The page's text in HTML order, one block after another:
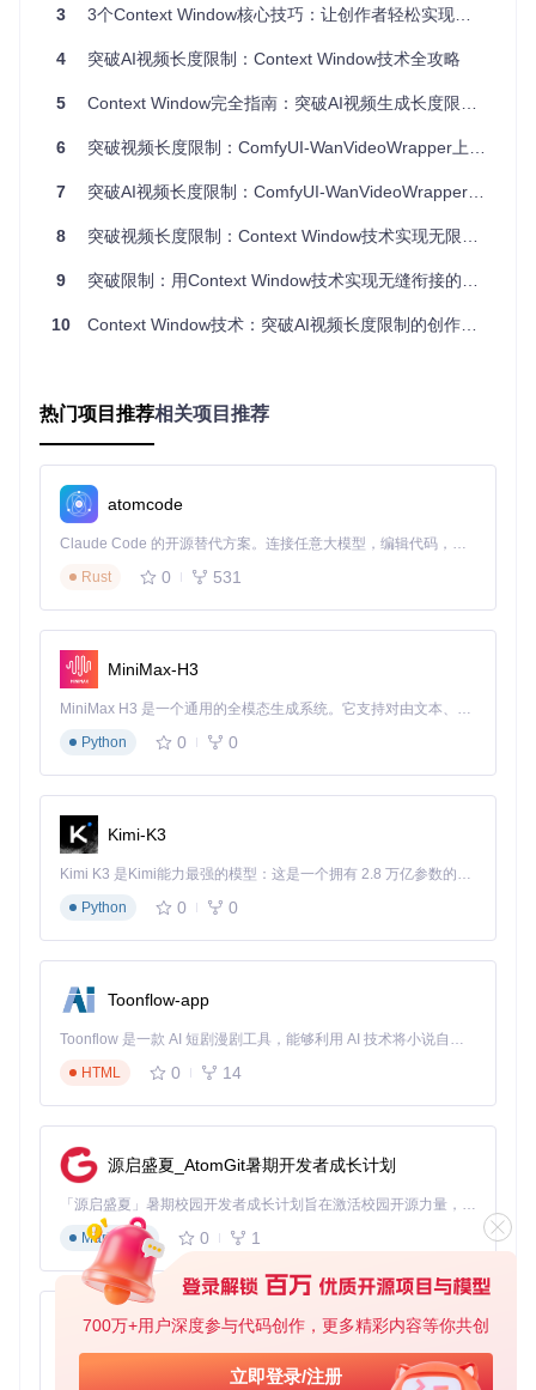
700万+用户深度参与代码创作，更多精彩内容等你共创
立即登录/注册
uniform_looped
循环动画 closed_loop=True
static_standard
景
context_stride=2
实现路径：从理论到代码
Context Window的核心逻辑通过get_context_scheduler函数
if name == "uniform_looped":
elif name == "static_standard":
return uniform_standard # 默认标准模式
平衡生成质量与效率。
📋 准备：环境搭建与检测
首先克隆项目仓库并安装依赖：
环境检测命令（验证关键依赖是否安装正确）：
python -c
"import torch; print('PyTorch版本:',
python -c "from context_windows.context import
[!TIP] 推荐使用Python 3.10+和PyTorch 2.0+版本以获得最
佳性能。如果遇到依赖冲突，可创建独立虚拟环境：
on -m venv venv && source venv/bin/activate
s）。
o_multitalk_test_context_windows_01.json工作流
定位WanVideoSampler节点，重点配置以下参数：
场景
推荐值
调整依据
短视频（<30
秒）
context_size=16, ove
rlap=4
量
分钟）
rlap=8
连贯
循环动画
closed_loop=True, ov
erlap=12
最大化循环平
滑度
低显存设备
连接Uni3C控制节点，设置render_strength=0.1以锁定镜
头视角
✅ 验证：基础功能测试
3 3个Context Window核心技巧：让创作者轻松实现电影级长视频生成
4 突破AI视频长度限制：Context Window技术全攻略
5 Context Window完全指南：突破AI视频生成长度限制的5个关键策略
6 突破视频长度限制：ComfyUI-WanVideoWrapper上下文窗口技术全攻略
7 突破AI视频长度限制：ComfyUI-WanVideoWrapper实现3分钟无缝长视频生成
8 突破视频长度限制：Context Window技术实现无限场景生成
9 突破限制：用Context Window技术实现无缝衔接的长视频生成
10 Context Window技术：突破AI视频长度限制的创作者指南
热门项目推荐相关项目推荐
atomcode
Claude Code 的开源替代方案。连接任意大模型，编辑代码，运行命令，自动验证 — 全自动执行。用 Rust 构建，极致性能。 ｜ An open-source alternative to Claude Code. Connect any LLM, edit code, run commands, and verify changes — autonomously. Built in Rust for speed. Get Started
Rust
0 531
MiniMax-H3
MiniMax H3 是一个通用的全模态生成系统。它支持对由文本、图像、视频和音频组成的多模态上下文进行统一理解，并能生成分辨率高达 2K、时长可达 15 秒的带原生立体声音频的视频。得益于面向任务泛化的系统设计，H3 在预训练阶段就已具备广泛的多模态上下文理解与生成能力，能够出色地执行复杂的多模态指令。
Python
0 0
Kimi-K3
Kimi K3 是Kimi能力最强的模型：这是一个拥有 2.8 万亿参数的混合专家（MoE）模型，具备原生视觉理解能力，并支持 100 万 token 的上下文窗口。
Python
0 0
Toonflow-app
Toonflow 是一款 AI 短剧漫剧工具，能够利用 AI 技术将小说自动转化为剧本，并结合 AI 生成的图片和视频，实现高效的短剧创作。借助 Toonflow，可以轻松完成从文字到影像的全流程，让短剧制作变得更加智能与便捷。
HTML
0 14
源启盛夏_AtomGit暑期开发者成长计划
「源启盛夏」暑期校园开发者成长计划旨在激活校园开源力量，通过积分激励、认证扶持、资源倾斜等形式，引导高校组织和开发者完成「入驻 — 建项目 — 做贡献 — 获认证 — 得资源」的完整闭环。无论你是想带领社团入驻平台的组织者，还是希望用代码贡献证明自己的开发者，都能在这里找到属于你的成长路径。
Markdown
0 1
AionUi
免费、本地、开源的 24/7 全天候 Cowork 应用，以及适用于 Gemini CLI、Claude Code、Codex、OpenCode、Qwen Code、Goose CLI、Auggie 等的 OpenClaw | 🌟 喜欢就点star吧